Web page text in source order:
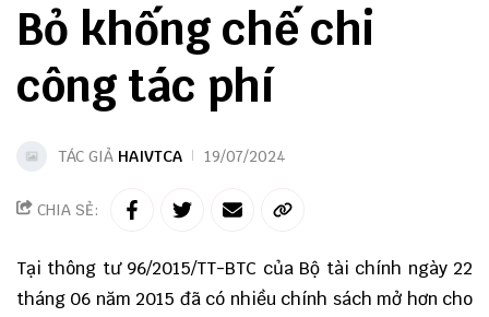
Bỏ khống chế chi
công tác phí
TÁC GIẢ HAIVTCA 19/07/2024
CHIA SẺ:
Tại thông tư 96/2015/TT-BTC của Bộ tài chính ngày 22
tháng 06 năm 2015 đã có nhiều chính sách mở hơn cho